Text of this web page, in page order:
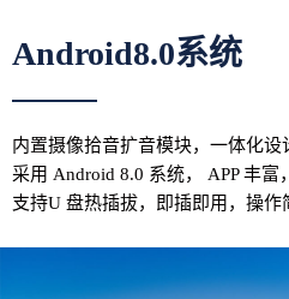
Android8.0系统
内置摄像拾音扩音模块，一体化设
采用 Android 8.0 系统， APP 丰富
支持U 盘热插拔，即插即用，操作